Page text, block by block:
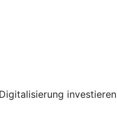
investieren